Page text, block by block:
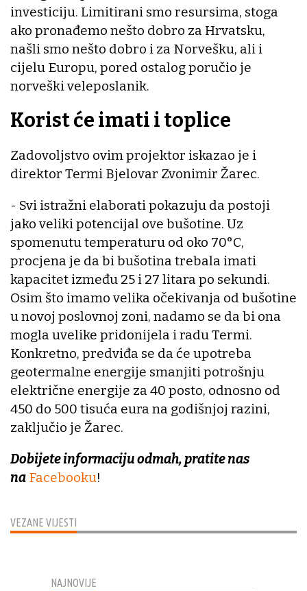
VEZANE VIJESTI
investiciju. Limitirani smo resursima, stoga
ako pronađemo nešto dobro za Hrvatsku,
našli smo nešto dobro i za Norvešku, ali i
cijelu Europu, pored ostalog poručio je
norveški veleposlanik.
Korist će imati i toplice
Zadovoljstvo ovim projektor iskazao je i
direktor Termi Bjelovar Zvonimir Žarec.
- Svi istražni elaborati pokazuju da postoji
jako veliki potencijal ove bušotine. Uz
spomenutu temperaturu od oko 70°C,
procjena je da bi bušotina trebala imati
kapacitet između 25 i 27 litara po sekundi.
Osim što imamo velika očekivanja od bušotine
u novoj poslovnoj zoni, nadamo se da bi ona
mogla uvelike pridonijela i radu Termi.
Konkretno, predviđa se da će upotreba
geotermalne energije smanjiti potrošnju
električne energije za 40 posto, odnosno od
450 do 500 tisuća eura na godišnjoj razini,
zaključio je Žarec.
Dobijete informaciju odmah, pratite nas
na Facebooku!
NAJNOVIJE